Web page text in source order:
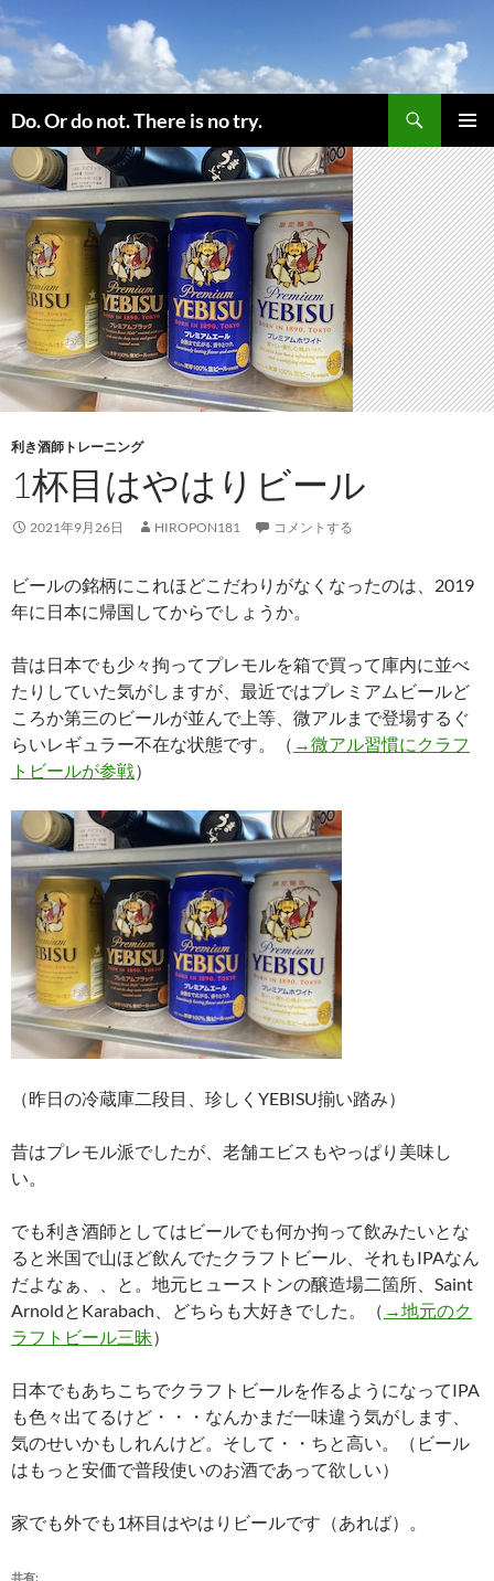
コ
ン
テ
ン
ツ
へ
ス
キ
ッ
プ
Do. Or do not. There is no try.
索
メインメ
ニュー
利き酒師トレーニング
1杯目はやはりビール
2021年9月26日 HIROPON181 コメントする
ビールの銘柄にこれほどこだわりがなくなったのは、2019
年に日本に帰国してからでしょうか。
昔は日本でも少々拘ってプレモルを箱で買って庫内に並べ
たりしていた気がしますが、最近ではプレミアムビールど
ころか第三のビールが並んで上等、微アルまで登場するぐ
らいレギュラー不在な状態です。（ →微アル習慣にクラフ
トビールが参戦）
（昨日の冷蔵庫二段目、珍しくYEBISU揃い踏み）
昔はプレモル派でしたが、老舗エビスもやっぱり美味し
い。
でも利き酒師としてはビールでも何か拘って飲みたいとな
ると米国で山ほど飲んでたクラフトビール、それもIPAなん
だよなぁ、、と。地元ヒューストンの醸造場二箇所、Saint
ArnoldとKarabach、どちらも大好きでした。（ →地元のク
ラフトビール三昧）
日本でもあちこちでクラフトビールを作るようになってIPA
も色々出てるけど・・・なんかまだ一味違う気がします、
気のせいかもしれんけど。そして・・ちと高い。（ビール
はもっと安価で普段使いのお酒であって欲しい）
家でも外でも1杯目はやはりビールです（あれば）。
共有: